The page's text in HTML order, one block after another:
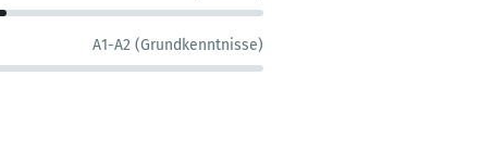
A1-A2 (Grundkenntnisse)